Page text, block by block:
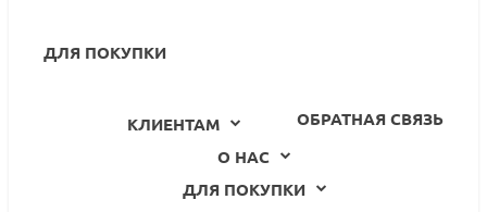
ДЛЯ ПОКУПКИ
ОБРАТНАЯ СВЯЗЬ
КЛИЕНТАМ
О НАС
ДЛЯ ПОКУПКИ